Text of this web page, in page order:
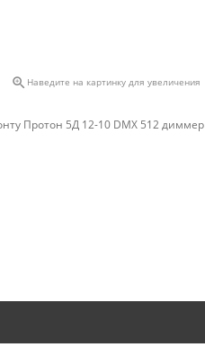
 Наведите на картинку для увеличения
Протон 5Д 12-10 DMX 512 диммер